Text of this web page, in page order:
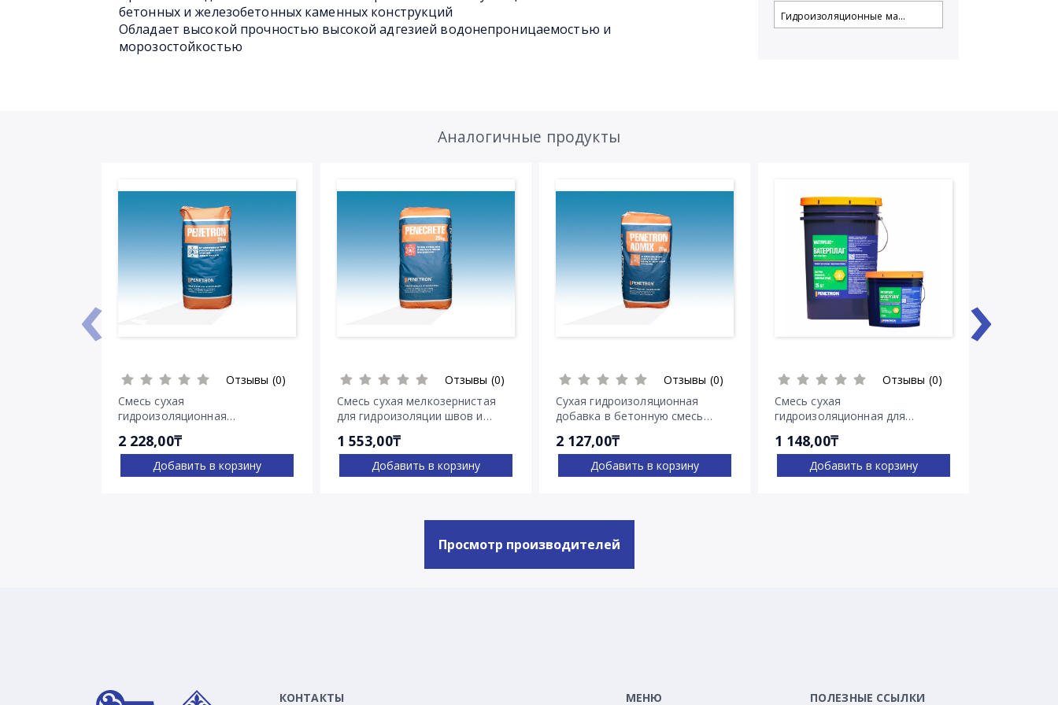
бетонных и железобетонных каменных конструкций
Обладает высокой прочностью высокой адгезией водонепроницаемостью и
морозостойкостью
Гидроизоляционные ма...
Аналогичные продукты
Отзывы (0)
Смесь сухая
гидроизоляционная
Пенетрон
2 228,00₸
Добавить в корзину
Отзывы (0)
Смесь сухая мелкозернистая
для гидроизоляции швов и
1 553,00₸
Добавить в корзину
Отзывы (0)
Сухая гидроизоляционная
добавка в бетонную смесь
2 127,00₸
Добавить в корзину
Отзывы (0)
Смесь сухая
гидроизоляционная для
Ватерплаг
1 148,00₸
Добавить в корзину
‹ ›
Просмотр производителей
КОНТАКТЫ МЕНЮ ПОЛЕЗНЫЕ ССЫЛКИ